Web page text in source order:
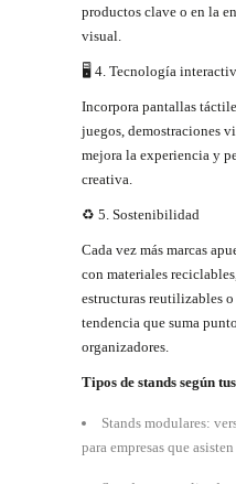
productos clave o en la
visual.
🖥 4. Tecnología
Incorpora pantallas
juegos, demostraciones
mejora la experiencia y
creativa.
♻ 5. Sostenibilidad
Cada vez más marcas
con materiales
estructuras reutilizables
tendencia que suma
organizadores.
Tipos de stands según tus
Stands modulares:
para empresas que